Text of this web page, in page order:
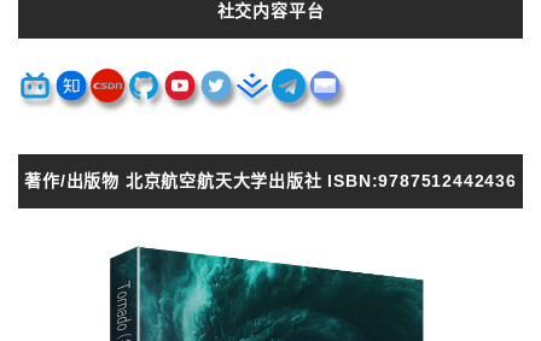
社交内容平台
著作/出版物 北京航空航天大学出版社 ISBN:9787512442436